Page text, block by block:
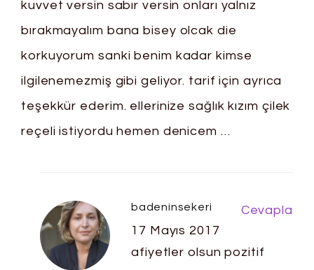
kuvvet versin sabır versin onları yalnız
bırakmayalım bana bisey olcak die
korkuyorum sanki benim kadar kimse
ilgilenemezmiş gibi geliyor. tarif için ayrıca
teşekkür ederim. ellerinize sağlık kızım çilek
reçeli istiyordu hemen denicem …
badeninsekeri
17 Mayıs 2017
afiyetler olsun pozitif
Cevapla